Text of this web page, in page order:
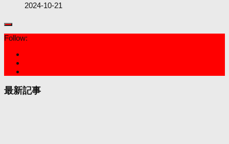
2024-10-21
Follow:
最新記事